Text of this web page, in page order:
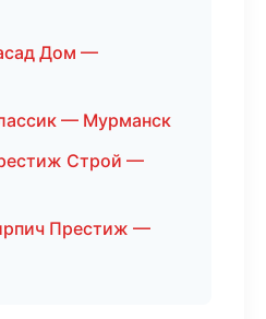
Дом —
— Мурманск
Строй —
Престиж —